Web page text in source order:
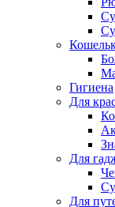
Гигиена
Для
Для
Для